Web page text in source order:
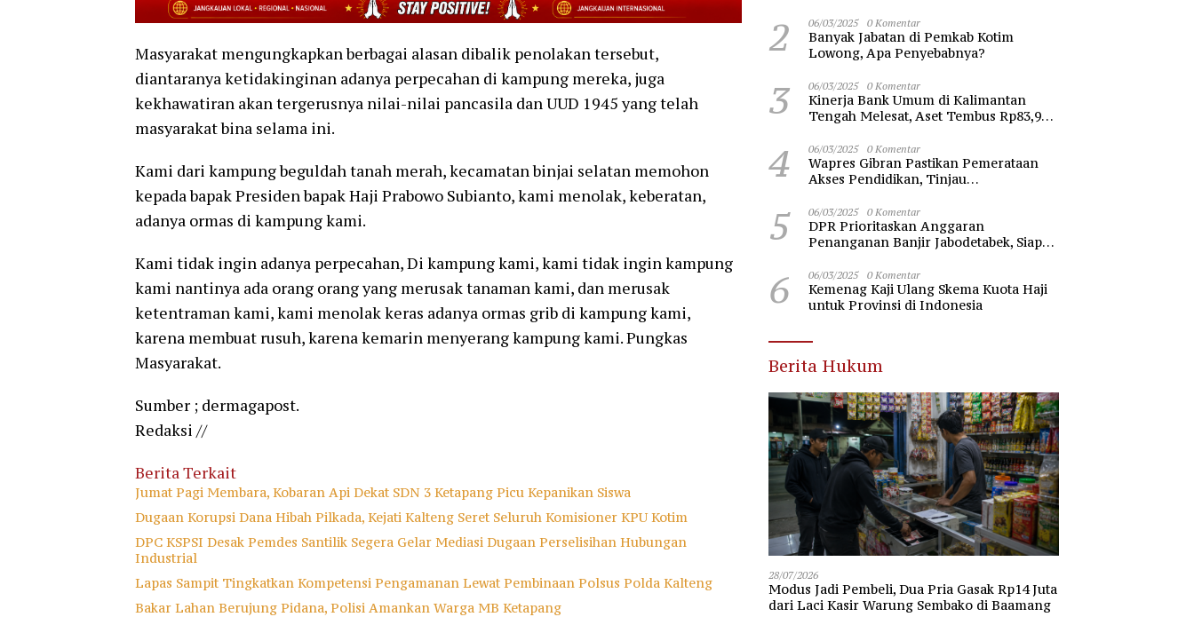
Masyarakat mengungkapkan berbagai alasan dibalik penolakan tersebut,
diantaranya ketidakinginan adanya perpecahan di kampung mereka, juga
kekhawatiran akan tergerusnya nilai-nilai pancasila dan UUD 1945 yang telah
masyarakat bina selama ini.
Kami dari kampung beguldah tanah merah, kecamatan binjai selatan memohon
kepada bapak Presiden bapak Haji Prabowo Subianto, kami menolak, keberatan,
adanya ormas di kampung kami.
Kami tidak ingin adanya perpecahan, Di kampung kami, kami tidak ingin kampung
kami nantinya ada orang orang yang merusak tanaman kami, dan merusak
ketentraman kami, kami menolak keras adanya ormas grib di kampung kami,
karena membuat rusuh, karena kemarin menyerang kampung kami. Pungkas
Masyarakat.
Sumber ; dermagapost.
Redaksi //
Berita Terkait
Jumat Pagi Membara, Kobaran Api Dekat SDN 3 Ketapang Picu Kepanikan Siswa
Dugaan Korupsi Dana Hibah Pilkada, Kejati Kalteng Seret Seluruh Komisioner KPU Kotim
DPC KSPSI Desak Pemdes Santilik Segera Gelar Mediasi Dugaan Perselisihan Hubungan
Industrial
Lapas Sampit Tingkatkan Kompetensi Pengamanan Lewat Pembinaan Polsus Polda Kalteng
Bakar Lahan Berujung Pidana, Polisi Amankan Warga MB Ketapang
2 06/03/2025 0 Komentar
Banyak Jabatan di Pemkab Kotim
Lowong, Apa Penyebabnya?
3 06/03/2025 0 Komentar
Kinerja Bank Umum di Kalimantan
Tengah Melesat, Aset Tembus Rp83,98
4 06/03/2025 0 Komentar
Wapres Gibran Pastikan Pemerataan
Akses Pendidikan, Tinjau
Nawawi Banten
5 06/03/2025 0 Komentar
DPR Prioritaskan Anggaran
Penanganan Banjir Jabodetabek, Siap
6 06/03/2025 0 Komentar
Kemenag Kaji Ulang Skema Kuota Haji
untuk Provinsi di Indonesia
Berita Hukum
28/07/2026
Modus Jadi Pembeli, Dua Pria Gasak Rp14 Juta
dari Laci Kasir Warung Sembako di Baamang